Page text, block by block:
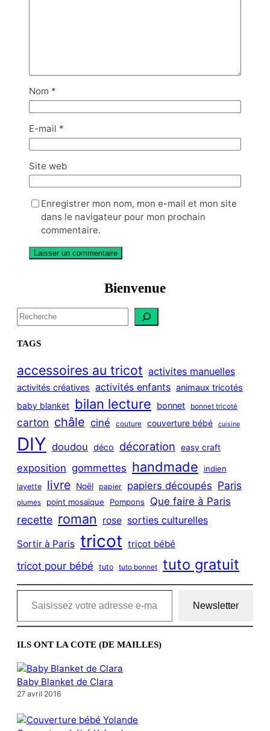
Nom *
E-mail *
Site web
Enregistrer mon nom, mon e-mail et mon site
dans le navigateur pour mon prochain
commentaire.
Bienvenue
S
e
a
c
h
TAGS
accessoires au tricot activites manuelles
activités créatives activités enfants animaux tricotés
baby blanket bilan lecture bonnet bonnet tricoté
carton châle ciné couture couverture bébé cuisine
DIY doudou déco décoration easy craft
exposition gommettes handmade indien
layette livre Noël papier papiers découpés Paris
plumes point mosaïque Pompons Que faire à Paris
recette roman rose sorties culturelles
Sortir à Paris tricot tricot bébé
tricot pour bébé tuto tuto bonnet tuto gratuit
Saisissez votre adresse e-mail…
Newsletter
ILS ONT LA COTE (DE MAILLES)
Baby Blanket de Clara
27 avril 2016